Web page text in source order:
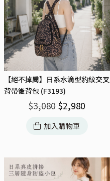
【絕不掉肩】日系水滴型豹紋交叉
背帶後背包 (F3193)
$3,080 $2,980
加入購物車